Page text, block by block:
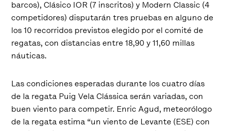
barcos), Clásico IOR (7 inscritos) y Modern Classic (4
competidores) disputarán tres pruebas en alguno de
los 10 recorridos previstos elegido por el comité de
regatas, con distancias entre 18,90 y 11,60 millas
náuticas.
Las condiciones esperadas durante los cuatro días
de la regata Puig Vela Clássica serán variadas, con
buen viento para competir. Enric Agud, meteorólogo
de la regata estima “un viento de Levante (ESE) con